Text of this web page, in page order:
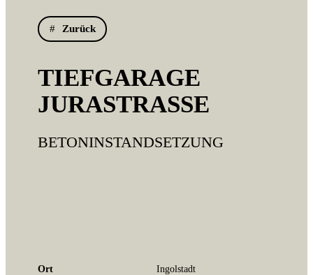
Zurück
TIEFGARAGE
JURASTRASSE
BETONINSTANDSETZUNG
Ort Ingolstadt